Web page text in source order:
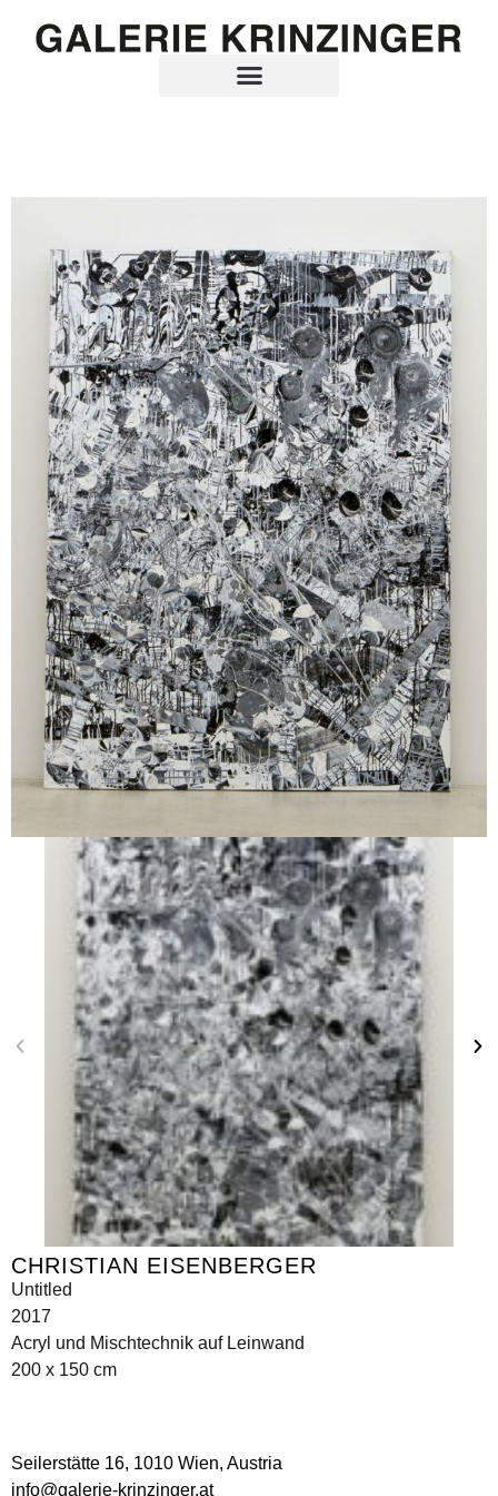
CHRISTIAN EISENBERGER
Untitled
2017
Acryl und Mischtechnik auf Leinwand
200 x 150 cm
Seilerstätte 16, 1010 Wien, Austria
info@galerie-krinzinger.at